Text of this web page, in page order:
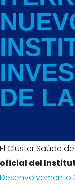
DE
El Cluster Saúde
oficial del
Desenvolvemento